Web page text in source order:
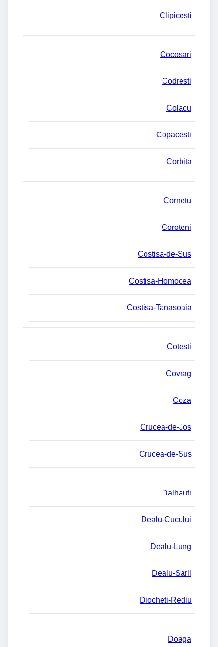
Clipicesti
Cocosari
Codresti
Colacu
Copacesti
Corbita
Cornetu
Coroteni
Costisa-de-Sus
Costisa-Homocea
Costisa-Tanasoaia
Cotesti
Covrag
Coza
Crucea-de-Jos
Crucea-de-Sus
Dalhauti
Dealu-Cucului
Dealu-Lung
Dealu-Sarii
Diocheti-Rediu
Doaga